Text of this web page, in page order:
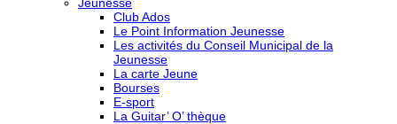
Club Ados
Le Point Information Jeunesse
Les activités du Conseil Municipal de la
Jeunesse
La carte Jeune
Bourses
E-sport
La Guitar’ O’ thèque